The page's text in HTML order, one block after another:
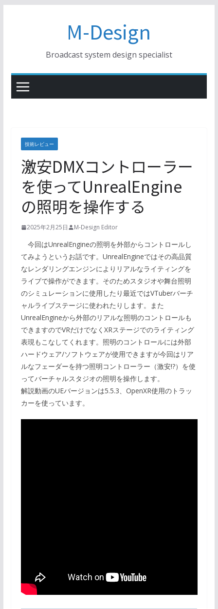
M-Design
Broadcast system design specialist
技術レビュー
激安DMXコントローラー
を使ってUnrealEngine
の照明を操作する
2025年2月25日 M-Design Editor
今回はUnrealEngineの照明を外部からコントロールし
てみようというお話です。UnrealEngineではその高品質
なレンダリングエンジンによりリアルなライティングを
ライブで操作ができます。そのためスタジオや舞台照明
のシミュレーションに使用したり最近ではVTuberバーチ
ャルライブステージに使われたりします。また
UnrealEngineから外部のリアルな照明のコントロールも
できますのでVRだけでなくXRステージでのライティング
表現もこなしてくれます。照明のコントロールには外部
ハードウェア/ソフトウェアが使用できますが今回はリア
ルなフェーダーを持つ照明コントローラー（激安!?）を使
ってバーチャルスタジオの照明を操作します。
解説動画のUEバージョンは5.5.3、OpenXR使用のトラッ
カーを使っています。